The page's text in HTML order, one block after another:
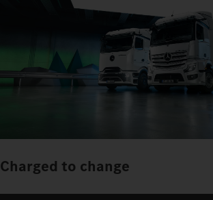
Charged to change